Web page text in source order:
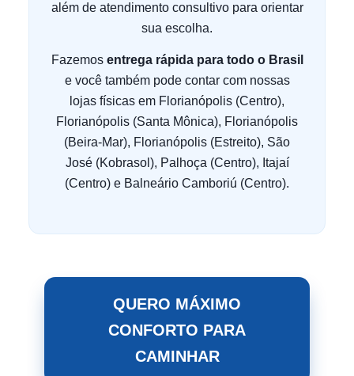
além de atendimento consultivo para orientar
sua escolha.
Fazemos entrega rápida para todo o Brasil
e você também pode contar com nossas
lojas físicas em Florianópolis (Centro),
Florianópolis (Santa Mônica), Florianópolis
(Beira-Mar), Florianópolis (Estreito), São
José (Kobrasol), Palhoça (Centro), Itajaí
(Centro) e Balneário Camboriú (Centro).
QUERO MÁXIMO
CONFORTO PARA
CAMINHAR